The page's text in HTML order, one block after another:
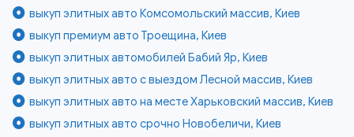
выкуп элитных авто Комсомольский массив, Киев
выкуп премиум авто Троещина, Киев
выкуп элитных автомобилей Бабий Яр, Киев
выкуп элитных авто с выездом Лесной массив, Киев
выкуп элитных авто на месте Харьковский массив, Киев
выкуп элитных авто срочно Новобеличи, Киев